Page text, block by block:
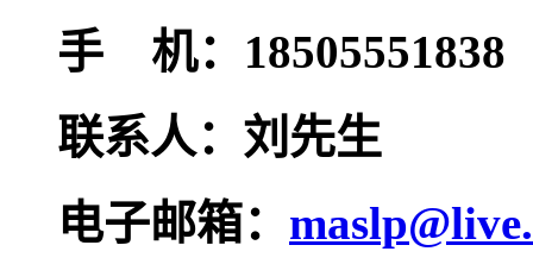
手 机：18505551838
联系人：刘先生
电子邮箱：